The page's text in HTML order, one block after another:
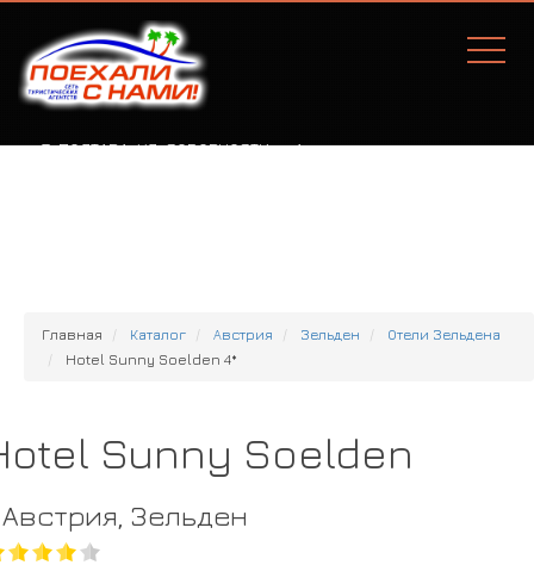
Г. ПОЛТАВА, УЛ. СОБОРНОСТИ, 77А
Главная Каталог Австрия Зельден
Отели Зельдена
Hotel Sunny Soelden 4*
Sunny Soelden
Австрия, Зельден